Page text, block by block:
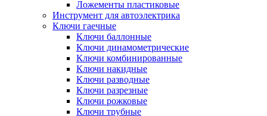
Ложементы пластиковые
Инструмент для автоэлектрика
Ключи гаечные
Ключи баллонные
Ключи динамометрические
Ключи комбинированные
Ключи накидные
Ключи разводные
Ключи разрезные
Ключи рожковые
Ключи трубные